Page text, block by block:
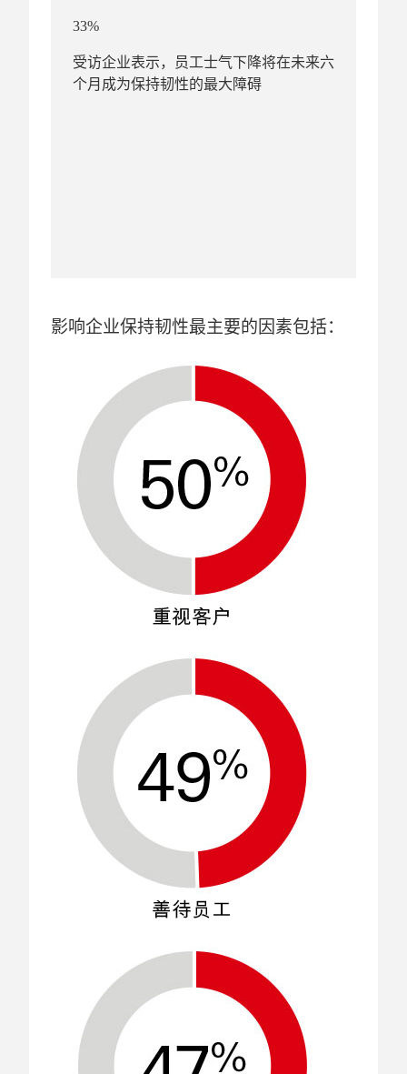
33%
受访企业表示，员工士气下降将在未来六
个月成为保持韧性的最大障碍
影响企业保持韧性最主要的因素包括：